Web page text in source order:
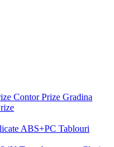
ContorPrize Gradina
ABS+PC Tablouri